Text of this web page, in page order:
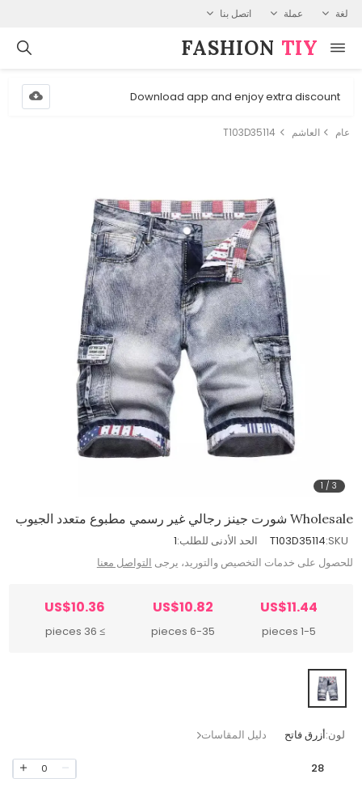
لغة عملة اتصل بنا
FASHION⁠ TIY
Download app and enjoy extra discount
عام العاشم T103D35114
1 /3
Wholesale شورت جينز رجالي غير رسمي مطبوع متعدد الجيوب
SKU:
T103D35114 الحد الأدنى للطلب:1
للحصول على خدمات التخصيص والتوريد، يرجى التواصل معنا
US$11.44
1-5 pieces
US$10.82
6-35 pieces
US$10.36
≥ 36 pieces
لون:أزرق فاتح دليل المقاسات
28
0